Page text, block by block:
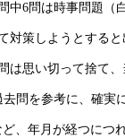
中6問は時事問題（
対策しようとする
は思い切って捨て
問を参考に、確
、年月が経つに